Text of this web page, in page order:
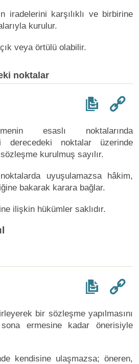
iradelerini karşılıklı ve birbirine
kurulur.
veya örtülü olabilir.
noktalar
esaslı noktalarında
derecedeki noktalar üzerinde
kurulmuş sayılır.
uyuşulamazsa hâkim,
bakarak karara bağlar.
ilişkin hükümler saklıdır.
bir sözleşme yapılmasını
ermesine kadar önerisiyle
kendisine ulaşmazsa; öneren,